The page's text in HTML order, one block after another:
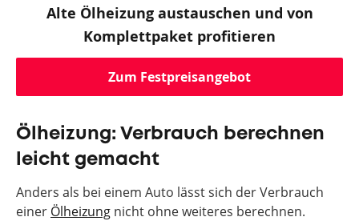
Alte Ölheizung austauschen und von
Komplettpaket profitieren
Zum Festpreisangebot
Ölheizung: Verbrauch berechnen
leicht gemacht
Anders als bei einem Auto lässt sich der Verbrauch
einer Ölheizung nicht ohne weiteres berechnen.